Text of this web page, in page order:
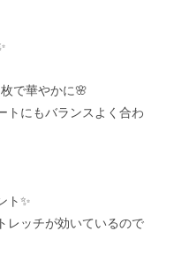
で華やかに🌸
トにもバランスよく合わ
ト✨
レッチが効いているので